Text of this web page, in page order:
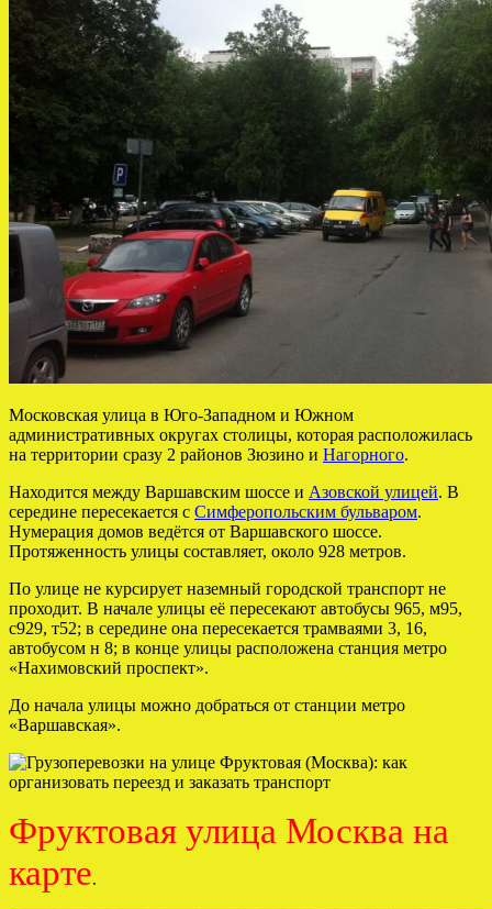
Московская улица в Юго-Западном и Южном
административных округах столицы, которая расположилась
на территории сразу 2 районов Зюзино и Нагорного.
Находится между Варшавским шоссе и Азовской улицей. В
середине пересекается с Симферопольским бульваром.
Нумерация домов ведётся от Варшавского шоссе.
Протяженность улицы составляет, около 928 метров.
По улице не курсирует наземный городской транспорт не
проходит. В начале улицы её пересекают автобусы 965, м95,
с929, т52; в середине она пересекается трамваями 3, 16,
автобусом н 8; в конце улицы расположена станция метро
«Нахимовский проспект».
До начала улицы можно добраться от станции метро
«Варшавская».
Фруктовая улица Москва на
карте.